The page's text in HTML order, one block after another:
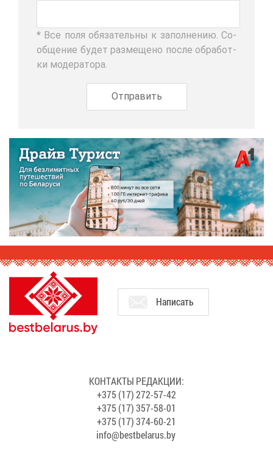
* Все по­ля обя­за­тель­ны к за­пол­не­нию. Со­
об­ще­ние бу­дет раз­ме­ще­но по­сле об­ра­бот­
ки мо­де­ра­то­ра.
На­пи­сать
КОН­ТАК­ТЫ РЕ­ДАК­ЦИИ:
+375 (17) 272-57-42
+375 (17) 357-58-01
+375 (17) 374-60-21
info@​bes​tbel​arus.​by